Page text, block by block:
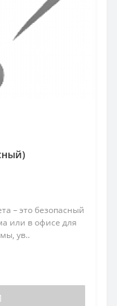
– это безопасный
или в офисе для
ув..